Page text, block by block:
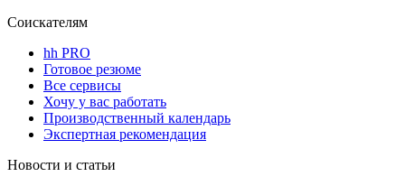
Соискателям
hh PRO
Готовое резюме
Все сервисы
Хочу у вас работать
Производственный календарь
Экспертная рекомендация
Новости и статьи